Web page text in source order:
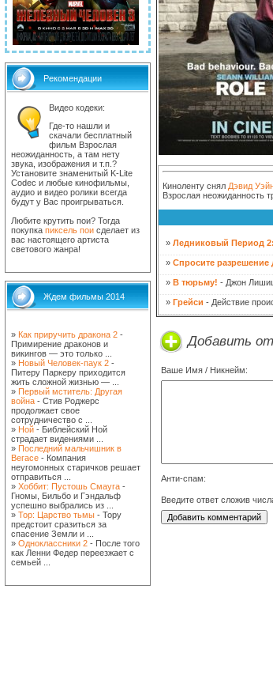
Рекомендации
Видео кодеки:
Где-то нашли и
скачали бесплатный
фильм Взрослая
неожиданность, а там нету
звука, изображения и т.п.?
Установите знаменитый K-Lite
Codec и любые кинофильмы,
аудио и видео ролики всегда
будут у Вас проигрываться.
Любите крутить пои? Тогда
покупка пиксель пои сделает из
вас настоящего артиста
светового жанра!
Ждем фильмы 2014
» Как приручить дракона 2 -
Примирение драконов и
викингов — это только ...
» Новый Человек-паук 2 -
Питеру Паркеру приходится
жить сложной жизнью — ...
» Первый мститель: Другая
война - Стив Роджерс
продолжает свое
сотрудничество с ...
» Ной - Библейский Ной
страдает видениями ...
» Последний мальчишник в
Вегасе - Компания
неугомонных старичков решает
отправиться ...
» Хоббит: Пустошь Смауга -
Гномы, Бильбо и Гэндальф
успешно выбрались из ...
» Тор: Царство тьмы - Тору
предстоит сразиться за
спасение Земли и ...
» Одноклассники 2 - После того
как Ленни Федер переезжает с
семьей ...
Киноленту снял Дэвид
Взрослая неожиданность
» Ледниковый Период
» Спросите разрешение
» В тюрьму! - Джон
» Грейси - Действие
Добавить
Ваше Имя / Никнейм:
Анти-спам:
Введите ответ сложив